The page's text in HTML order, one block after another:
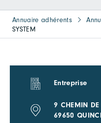
Annuaire adhérents
SYSTEM
Entreprise
9 CHEMIN DE
69650